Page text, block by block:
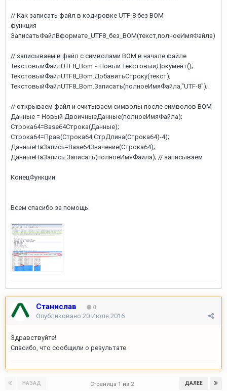
// Как записать файл в кодировке UTF-8 без BOM
функция
ЗаписатьФайлВформате_UTF8_без_BOM(текст,полноеИмяФайла)
// записываем в файл с символами BOM в начале файле
ТекстовыйФайлUTF8_Bom = Новый ТекстовыйДокумент();
ТекстовыйФайлUTF8_Bom.ДобавитьСтроку(текст);
ТекстовыйФайлUTF8_Bom.Записать(полноеИмяФайла,"UTF-8");
// открываем файл и считываем символы после символов BOM
Данные = Новый ДвоичныеДанные(полноеИмяФайла);
Строка64=Base64Строка(Данные);
Строка64=Прав(Строка64,СтрДлина(Строка64)-4);
ДанныеНаЗапись=Base64Значение(Строка64);
ДанныеНаЗапись.Записать(полноеИмяФайла); // записываем
КонецФункции
Всем спасибо за помощь.
Станислав 0
Опубликовано 20 Июля 2016
Здравствуйте!
Спасибо, что сообщили о результате
НАЗАД ДАЛЕЕ
Страница 1 из 2